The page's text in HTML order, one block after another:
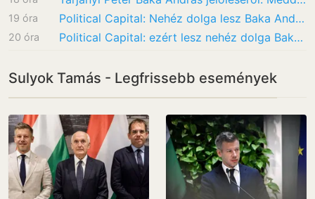
19 óra Political Capital: Nehéz dolga lesz Baka Andrásnak köztársasági elnökként
20 óra Political Capital: ezért lesz nehéz dolga Baka Andrásnak
Sulyok Tamás - Legfrissebb események